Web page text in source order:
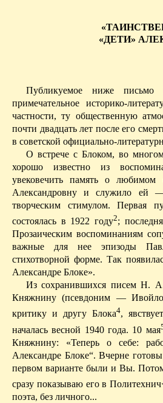
«ДЕТИ»
Публикуемое ниже
примечательное историко-
частности, ту общественную
почти двадцать лет после его
в советской официально-
О встрече с Блоком, во
хорошо известно из
увековечить память о
Александровну и служило
творческим стимулом. Первая
состоялась в 1922 году2;
Прозаическим воспоминаниям
важные для нее эпизоды
стихотворной форме. Так
Александре Блоке».
Из сохранившихся писем Н.
Княжнину (псевдоним —
критику и другу Блока4,
началась весной 1940 года. 10 мая
Княжнину: «Теперь о себе:
Александре Блоке“. Вчерне
первом варианте были и Вы.
сразу показываю его в
поэта, без личного...